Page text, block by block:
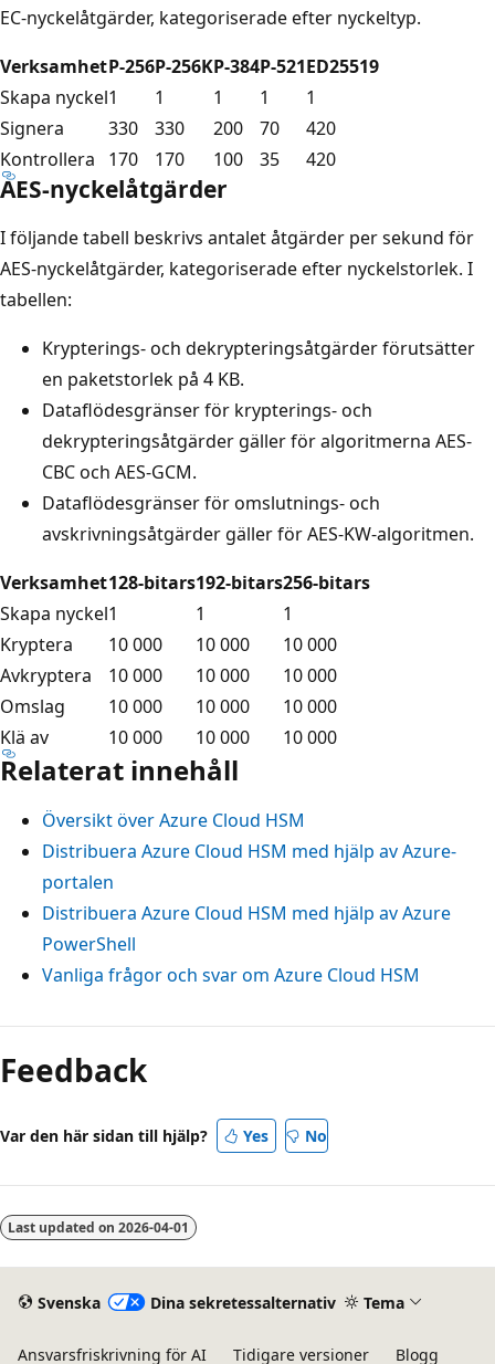
EC-nyckelåtgärder, kategoriserade efter nyckeltyp.
VerksamhetP-256P-256KP-384P-521ED25519
Skapa nyckel1 1 1 1
1
Signera
330 330 200 70
420
Kontrollera
170 170 100 35 420
AES-nyckelåtgärder
I följande tabell beskrivs antalet åtgärder per sekund för
AES-nyckelåtgärder, kategoriserade efter nyckelstorlek. I
tabellen:
Krypterings- och dekrypteringsåtgärder förutsätter
en paketstorlek på 4 KB.
Dataflödesgränser för krypterings- och
dekrypteringsåtgärder gäller för algoritmerna AES-
CBC och AES-GCM.
Dataflödesgränser för omslutnings- och
avskrivningsåtgärder gäller för AES-KW-algoritmen.
Verksamhet128-bitars192-bitars256-bitars
Skapa nyckel1 1
1
Kryptera
10 000 10 000
10 000
Avkryptera
10 000 10 000
10 000
Omslag
10 000 10 000
10 000
Klä av
10 000 10 000 10 000
Relaterat innehåll
Översikt över Azure Cloud HSM
Distribuera Azure Cloud HSM med hjälp av Azure-
portalen
Distribuera Azure Cloud HSM med hjälp av Azure
PowerShell
Vanliga frågor och svar om Azure Cloud HSM
Läsläge
inaktiverat
Feedback
Var den här sidan till hjälp? Yes No
Last updated on 2026-04-01
Svenska Dina sekretessalternativ Tema
Ansvarsfriskrivning för AI Tidigare versioner Blogg